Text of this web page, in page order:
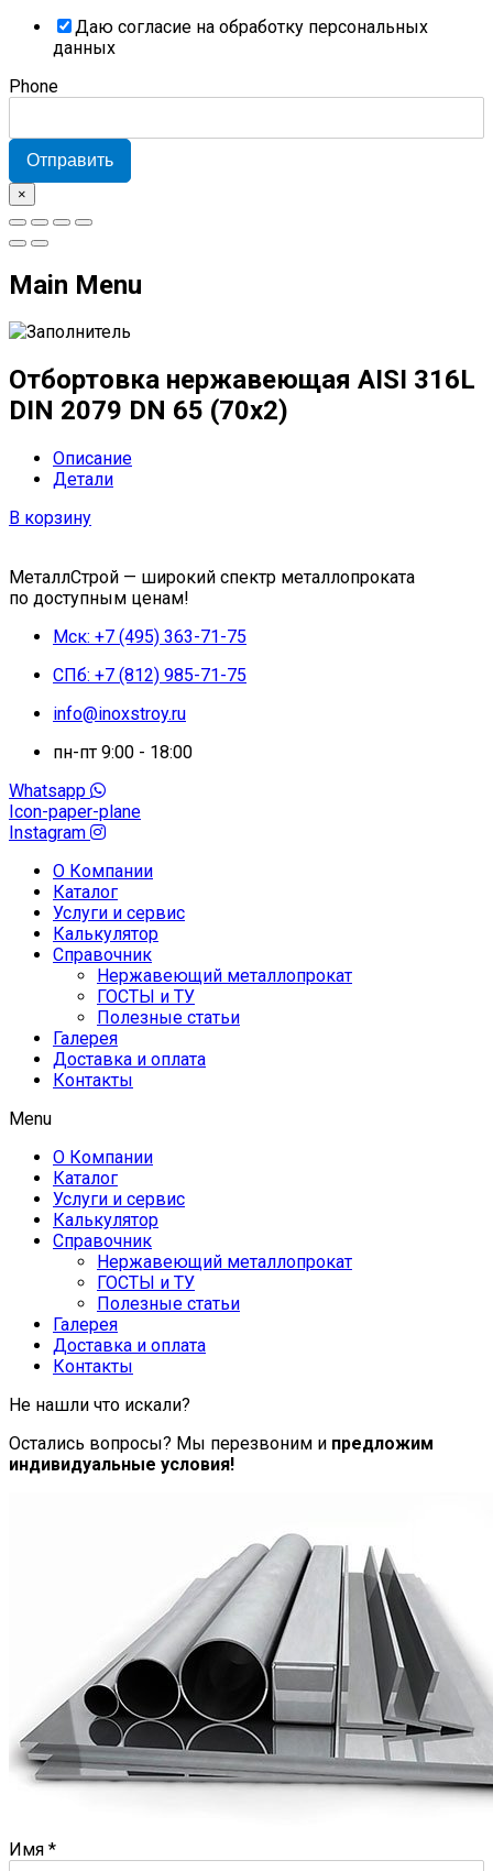
Даю согласие на обработку персональных
данных
Phone
Отправить
×
Main Menu
Отбортовка нержавеющая AISI 316L
DIN 2079 DN 65 (70x2)
Описание
Детали
В корзину
МеталлСтрой — широкий спектр металлопроката
по доступным ценам!
Мск: +7 (495) 363-71-75
СПб: +7 (812) 985-71-75
info@inoxstroy.ru
пн-пт 9:00 - 18:00
Whatsapp
Icon-paper-plane
Instagram
О Компании
Каталог
Услуги и сервис
Калькулятор
Справочник
Нержавеющий металлопрокат
ГОСТЫ и ТУ
Полезные статьи
Галерея
Доставка и оплата
Контакты
Menu
О Компании
Каталог
Услуги и сервис
Калькулятор
Справочник
Нержавеющий металлопрокат
ГОСТЫ и ТУ
Полезные статьи
Галерея
Доставка и оплата
Контакты
Не нашли что искали?
Остались вопросы? Мы перезвоним и предложим
индивидуальные условия!
Имя *